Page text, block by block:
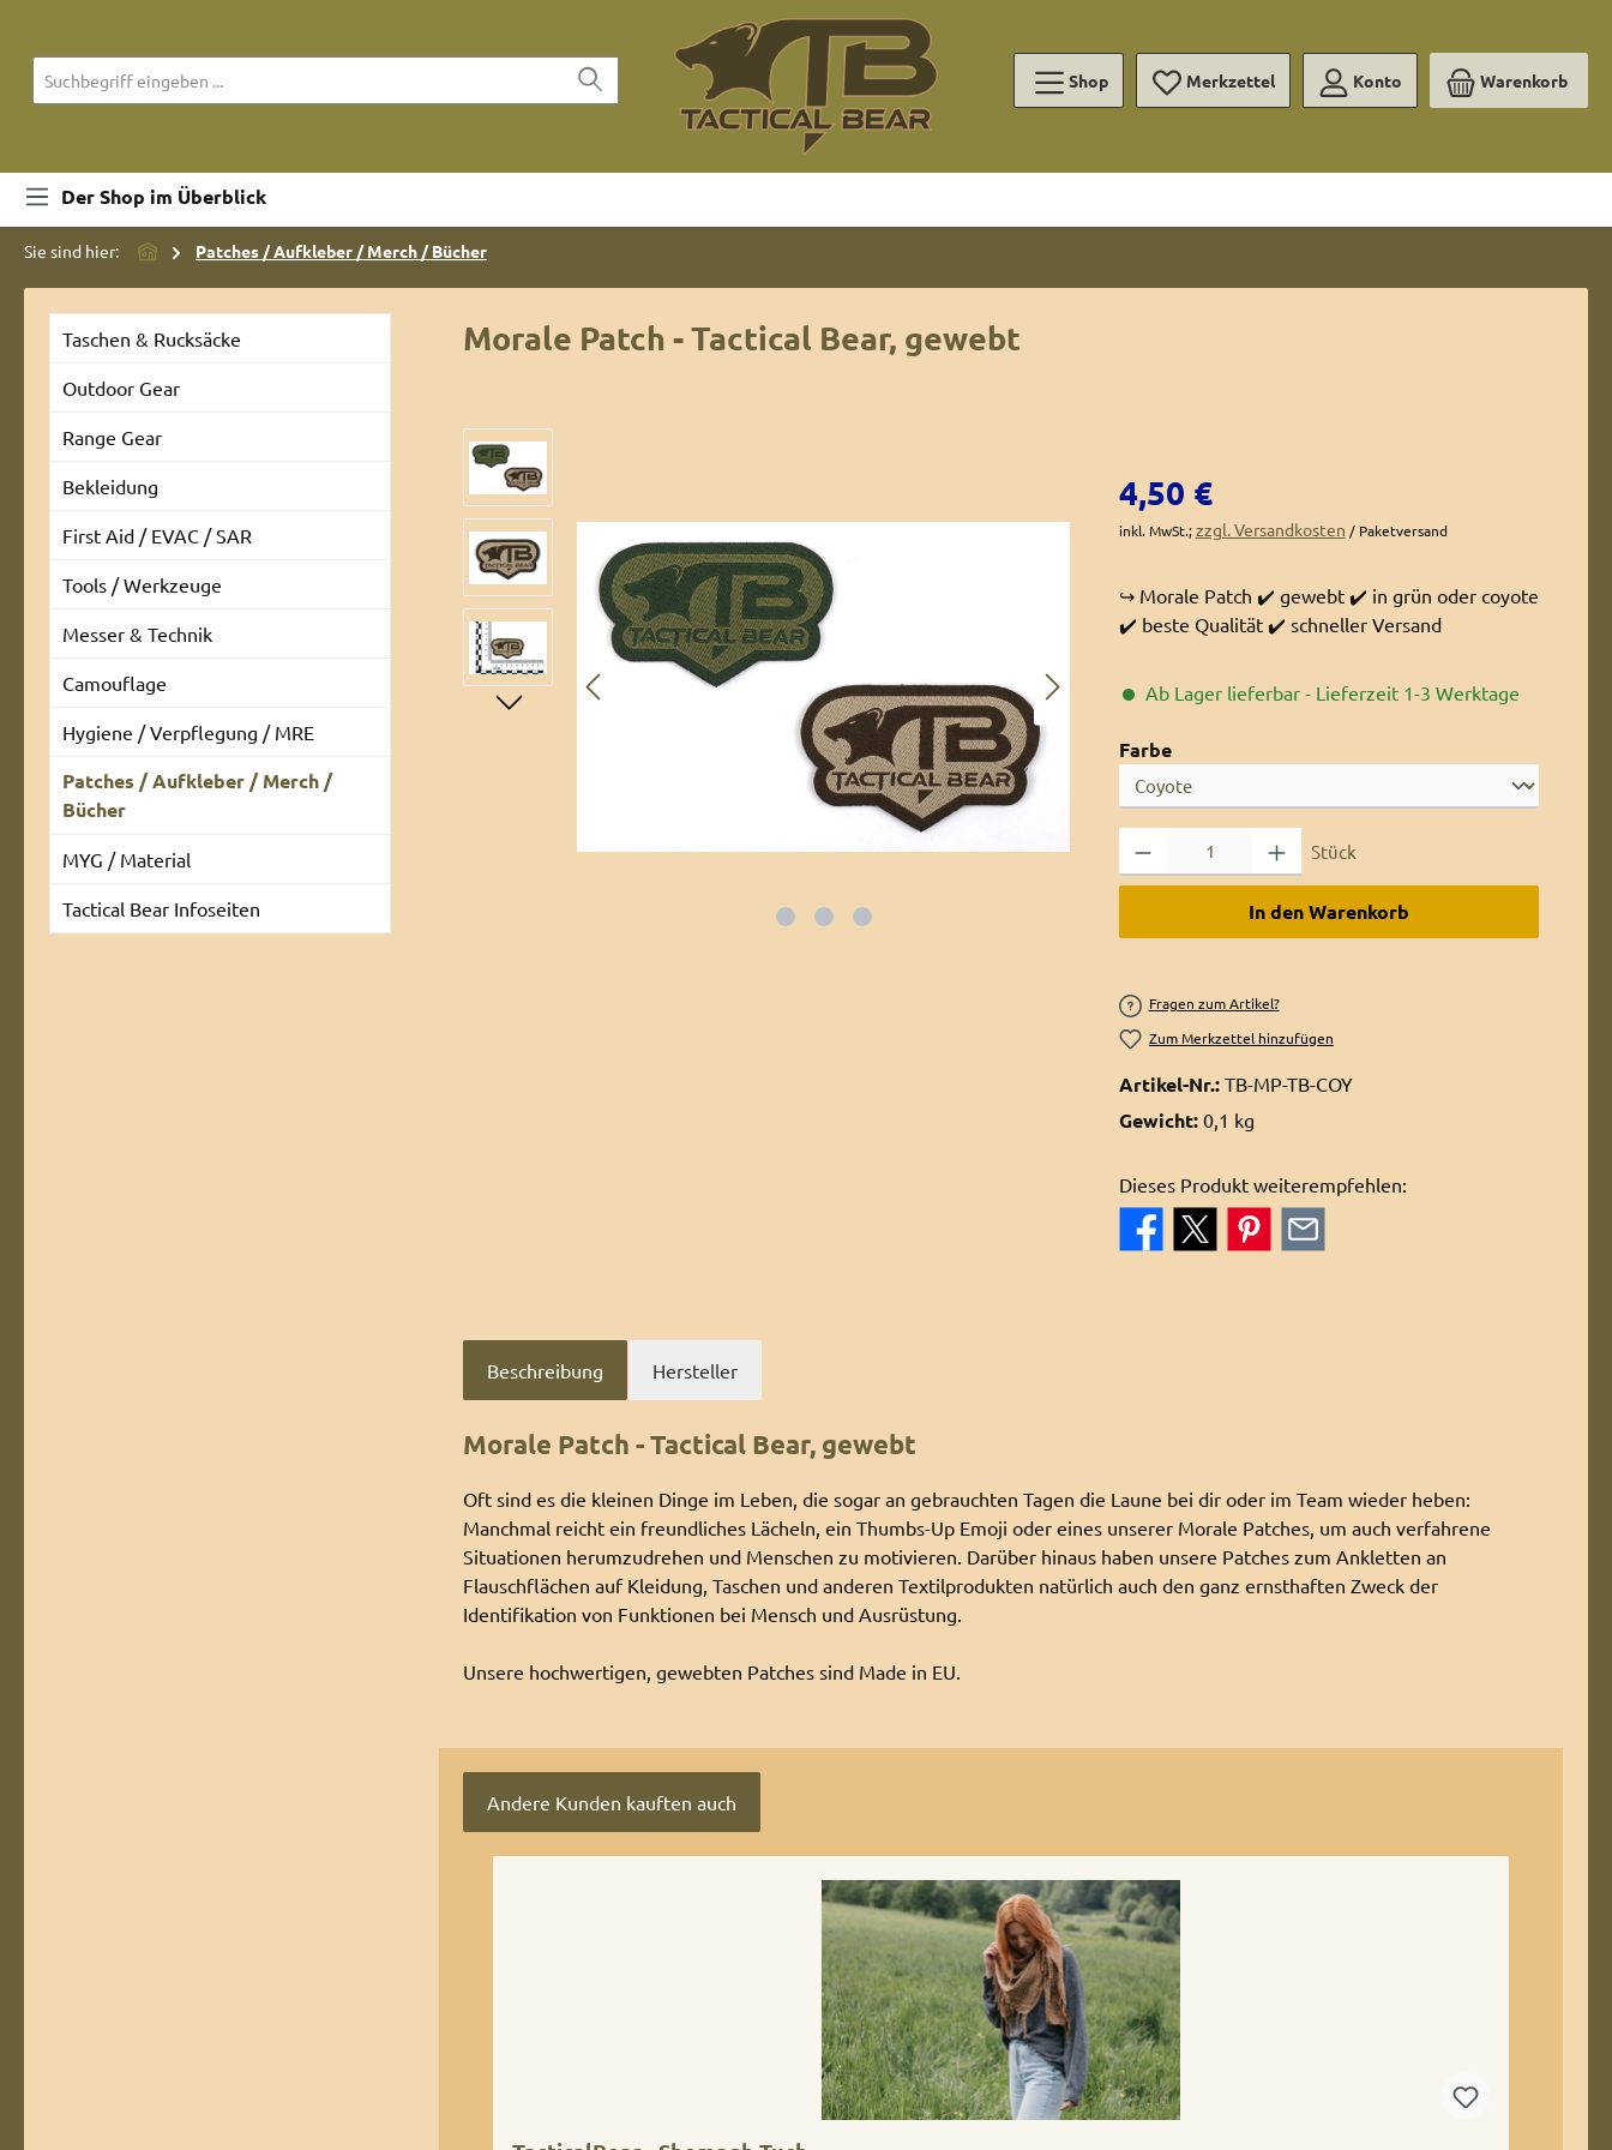
Shop Merkzettel Konto Warenkorb
Der Shop im Überblick
Sie sind hier: Patches / Aufkleber / Merch / Bücher
Taschen & Rucksäcke
Outdoor Gear
Range Gear
Bekleidung
First Aid / EVAC / SAR
Tools / Werkzeuge
Messer & Technik
Camouflage
Hygiene / Verpflegung / MRE
Patches / Aufkleber / Merch /
Bücher
MYG / Material
Tactical Bear Infoseiten
Morale Patch - Tactical Bear, gewebt
Bildergalerie überspringen
Regulärer Preis:
4,50 €
inkl. MwSt.;zzgl. Versandkosten / Paketversand
↪️ Morale Patch ✔️ gewebt ✔️ in grün oder coyote
✔️ beste Qualität ✔️ schneller Versand
Ab Lager lieferbar - Lieferzeit 1-3 Werktage
Farbeauswählen
Stück
In den Warenkorb
Fragen zum Artikel?
Zum Merkzettel hinzufügen
Artikel-Nr.: TB-MP-TB-COY
Gewicht: 0,1 kg
Dieses Produkt weiterempfehlen:
Beschreibung Hersteller
Morale Patch - Tactical Bear, gewebt
Oft sind es die kleinen Dinge im Leben, die sogar an gebrauchten Tagen die Laune bei dir oder im Team wieder heben:
Manchmal reicht ein freundliches Lächeln, ein Thumbs-Up Emoji oder eines unserer Morale Patches, um auch verfahrene
Situationen herumzudrehen und Menschen zu motivieren. Darüber hinaus haben unsere Patches zum Ankletten an
Flauschflächen auf Kleidung, Taschen und anderen Textilprodukten natürlich auch den ganz ernsthaften Zweck der
Identifikation von Funktionen bei Mensch und Ausrüstung.
Unsere hochwertigen, gewebten Patches sind Made in EU.
Andere Kunden kauften auch